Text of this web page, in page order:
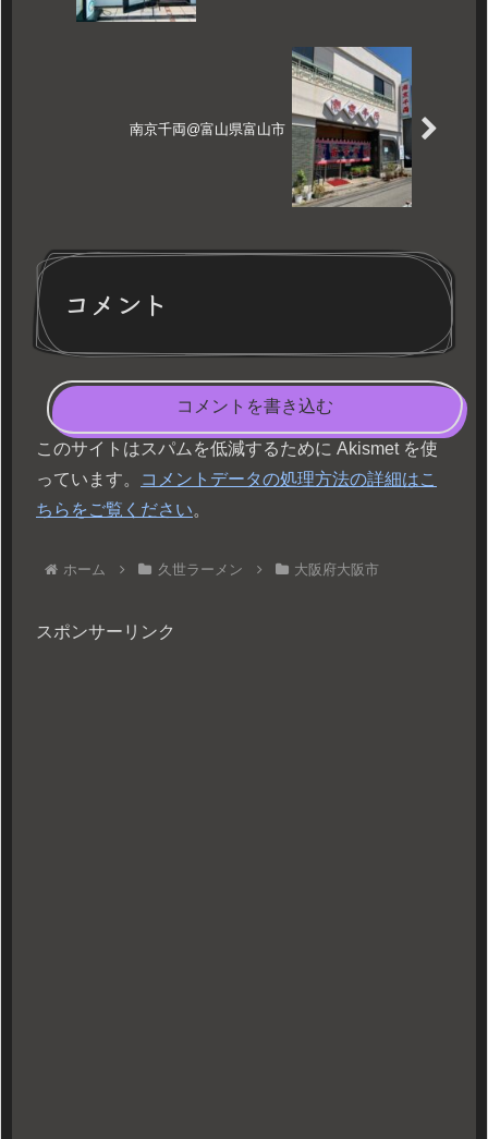
南京千両@富山県富山市
コメント
コメントを書き込む
このサイトはスパムを低減するために Akismet を使
っています。
コメントデータの処理方法の詳細はこ
ちらをご覧ください。
ホーム 久世ラーメン 大阪府大阪市
スポンサーリンク